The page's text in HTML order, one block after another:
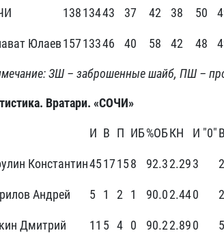
13813443 37 42 38 50
Юлаев15713346 40 58 42 48
ЗШ – заброшенные шайб, ПШ –
Вратари. «СОЧИ»
И В П ИБ%ОБКН И "0"
Константин4517158 92.32.293
Андрей 5 1 2 1 90.02.440
Дмитрий 11 5 4 0 90.22.890